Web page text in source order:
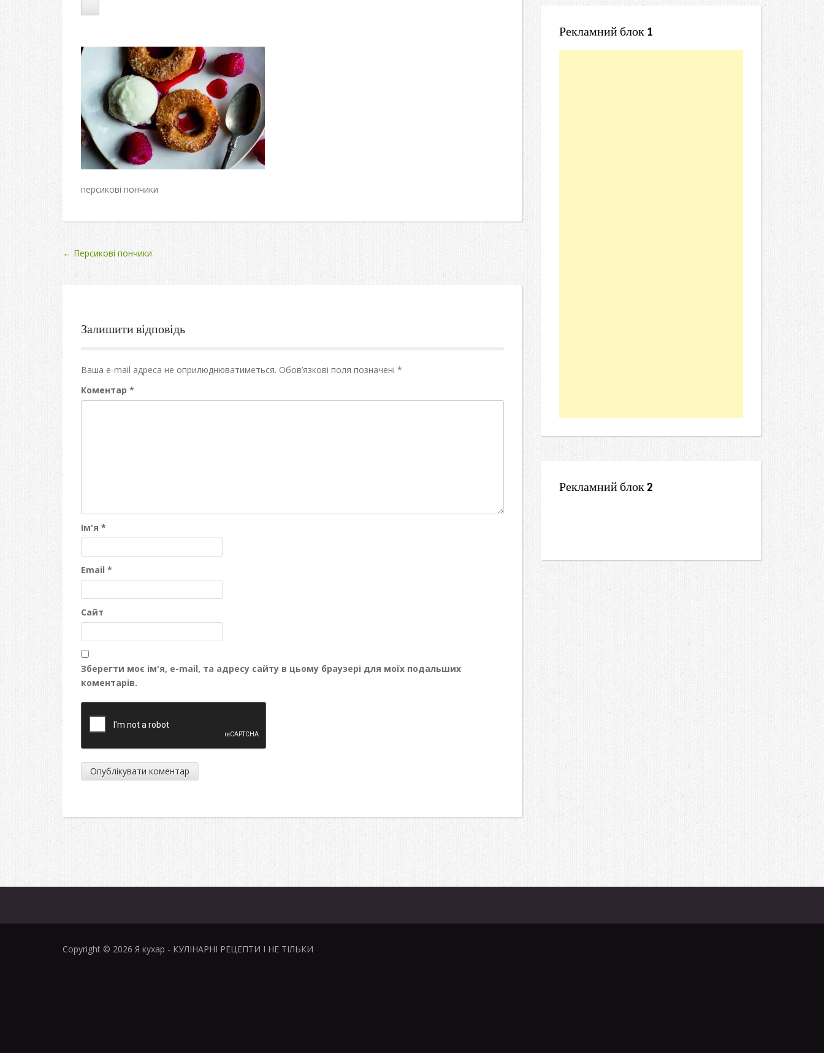
персикові пончики
Post
navigation
← Персикові пончики
Залишити відповідь
Ваша e-mail адреса не оприлюднюватиметься. Обов’язкові поля позначені *
Коментар *
Ім'я *
Email *
Сайт
Зберегти моє ім'я, e-mail, та адресу сайту в цьому браузері для моїх подальших
коментарів.
Рекламний блок 1
Рекламний блок 2
Copyright © 2026 Я кухар - КУЛІНАРНІ РЕЦЕПТИ І НЕ ТІЛЬКИ